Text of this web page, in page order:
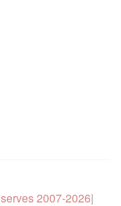
2007-2026|